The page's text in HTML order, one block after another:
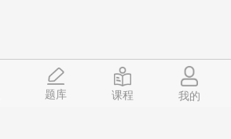
题库 课程 我的